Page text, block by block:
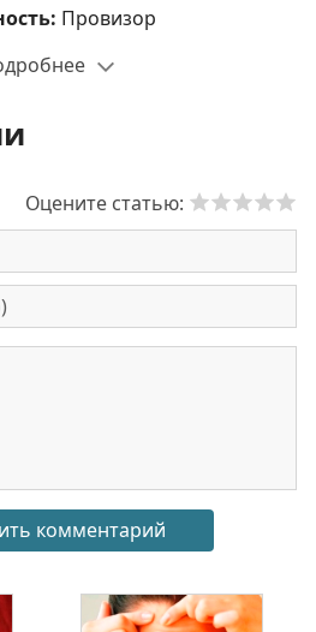
Провизор
Оцените статью: